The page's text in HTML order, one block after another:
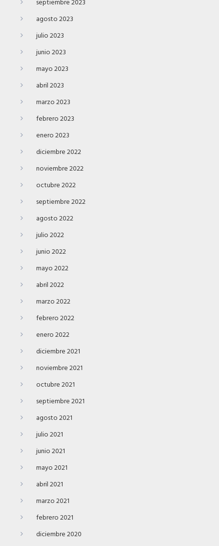
septiembre 2023
agosto 2023
julio 2023
junio 2023
mayo 2023
abril 2023
marzo 2023
febrero 2023
enero 2023
diciembre 2022
noviembre 2022
octubre 2022
septiembre 2022
agosto 2022
julio 2022
junio 2022
mayo 2022
abril 2022
marzo 2022
febrero 2022
enero 2022
diciembre 2021
noviembre 2021
octubre 2021
septiembre 2021
agosto 2021
julio 2021
junio 2021
mayo 2021
abril 2021
marzo 2021
febrero 2021
diciembre 2020